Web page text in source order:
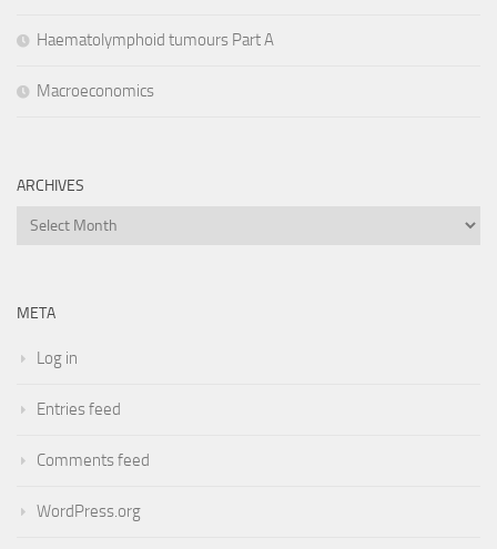
Haematolymphoid tumours Part A
Macroeconomics
ARCHIVES
Archives
META
Log in
Entries feed
Comments feed
WordPress.org